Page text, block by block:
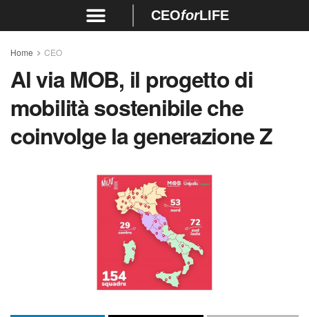
CEOforLIFE
Home CEO
Al via MOB, il progetto di
mobilità sostenibile che
coinvolge la generazione Z